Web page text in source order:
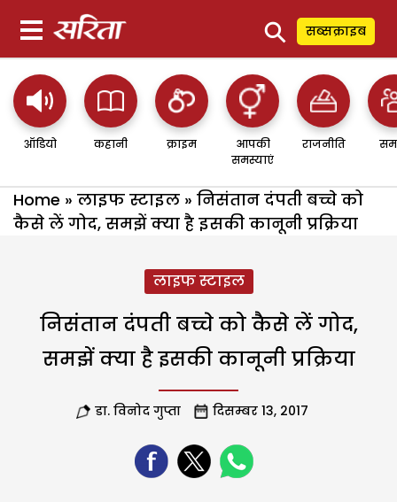
⚲ सब्सक्राइब
ऑडियो कहानी क्राइम
आपकी
समस्याएं
राजनीति
Home » लाइफ स्टाइल » निसंतान दंपती बच्चे को
कैसे लें गोद, समझें क्या है इसकी कानूनी प्रक्रिया
लाइफ स्टाइल
निसंतान दंपती बच्चे को कैसे लें गोद,
समझें क्या है इसकी कानूनी प्रक्रिया
डा. विनोद गुप्ता दिसम्बर 13, 2017